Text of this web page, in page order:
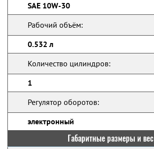
SAE 10W-30
Рабочий объём:
0.532 л
Количество цилиндров:
1
Регулятор оборотов:
электронный
Габаритные размеры и вес